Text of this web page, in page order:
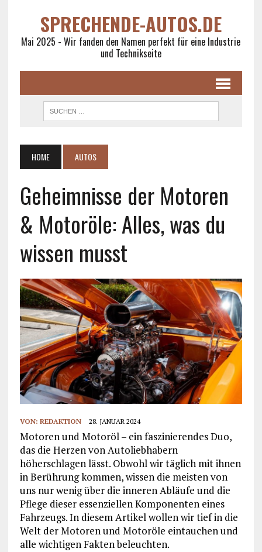
SPRECHENDE-AUTOS.DE
Mai 2025 - Wir fanden den Namen perfekt für eine Industrie
und Technikseite
HOME AUTOS
Geheimnisse der Motoren
& Motoröle: Alles, was du
wissen musst
VON: REDAKTION 28. JANUAR 2024
Motoren und Motoröl – ein faszinierendes Duo,
das die Herzen von Autoliebhabern
höherschlagen lässt. Obwohl wir täglich mit ihnen
in Berührung kommen, wissen die meisten von
uns nur wenig über die inneren Abläufe und die
Pflege dieser essenziellen Komponenten eines
Fahrzeugs. In diesem Artikel wollen wir tief in die
Welt der Motoren und Motoröle eintauchen und
alle wichtigen Fakten beleuchten.